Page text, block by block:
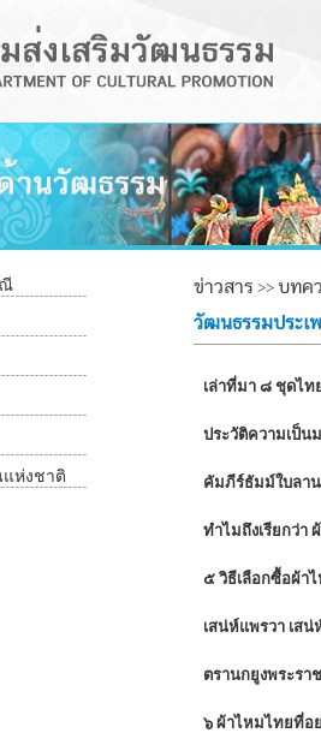
เพณี
แห่งชาติ
ข่าวสาร >> บทค
วัฒนธรรมประเ
เล่าที่มา ๘ ชุดไ
ประวัติความเป็น
คัมภีร์ธัมม์ใบลาน
ทำไมถึงเรียกว่า
๕ วิธีเลือกซื้อผ้า
เสน่ห์แพรวา เส
ตรานกยูงพระร
๖ ผ้าไหมไทยที่อ